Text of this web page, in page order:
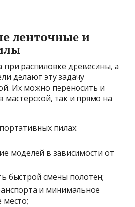
ленточные и
распиловке древесины, а
делают эту задачу
Их можно переносить и
мастерской, так и прямо на
пилах:
моделей в зависимости от
быстрой смены полотен;
и минимальное
место;